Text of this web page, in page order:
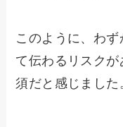
このように、わ
て伝わるリスク
須だと感じました